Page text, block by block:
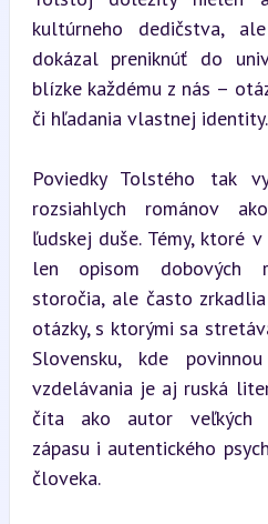
kultúrneho dedičstva,
dokázal preniknúť do
blízke každému z nás –
či hľadania vlastnej identity.
Poviedky Tolstého tak
rozsiahlych románov
ľudskej duše. Témy, ktoré
len opisom dobových
storočia, ale často
otázky, s ktorými sa
Slovensku, kde
vzdelávania je aj ruská
číta ako autor veľkých
zápasu i autentického
človeka.